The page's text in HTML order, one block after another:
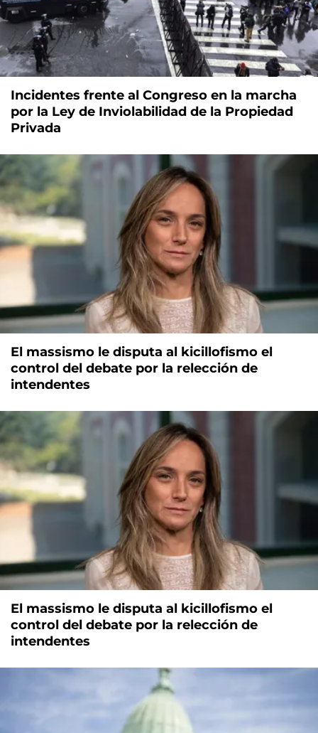
Incidentes frente al Congreso en la marcha
por la Ley de Inviolabilidad de la Propiedad
Privada
El massismo le disputa al kicillofismo el
control del debate por la relección de
intendentes
El massismo le disputa al kicillofismo el
control del debate por la relección de
intendentes